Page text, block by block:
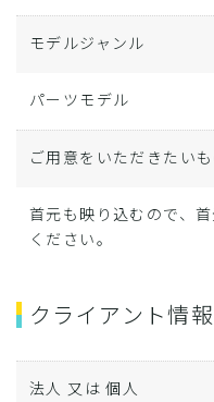
モデルジャンル
パーツモデル
ご用意をいただきたい
首元も映り込むので、
ください。
クライアント情報
法人 又は 個人